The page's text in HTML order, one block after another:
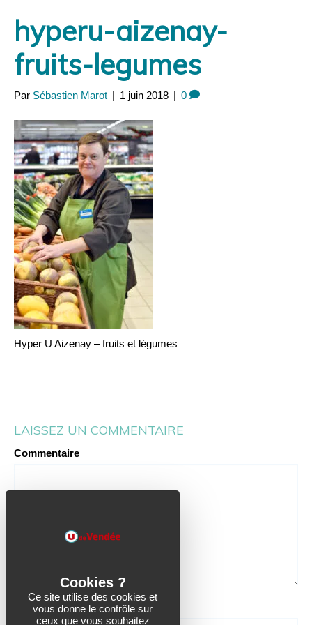
hyperu-aizenay-
fruits-legumes
Par Sébastien Marot | 1 juin 2018 | 0
Hyper U Aizenay – fruits et légumes
LAISSEZ UN COMMENTAIRE
Commentaire
Nom
Ce site utilise des cookies et
vous donne le contrôle sur
ceux que vous souhaitez